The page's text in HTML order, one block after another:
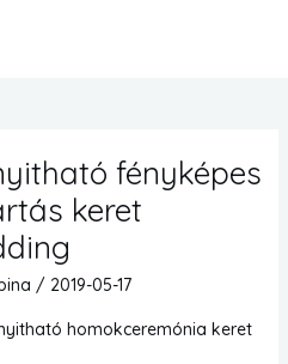
fényképes
keret
/ 2019-05-17